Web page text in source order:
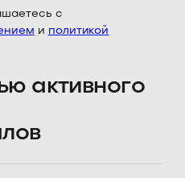
с
и политикой
активного